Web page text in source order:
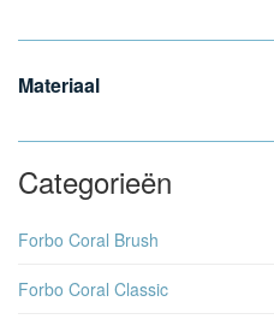
Materiaal
Categorieën
Forbo Coral Brush
Forbo Coral Classic